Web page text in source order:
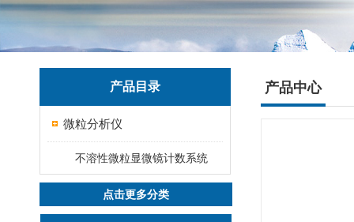
产品目录
微粒分析仪
不溶性微粒显微镜计数系统
点击更多分类
产品中心